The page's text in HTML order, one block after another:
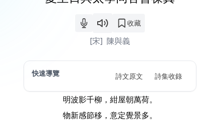
收藏
[宋] 陳與義
快速導覽 詩文原文 詩集收錄
明波影千柳，紺屋朝萬荷。
物新感節移，意定覺景多。